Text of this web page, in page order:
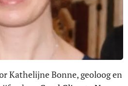
Kathelijne Bonne, geoloog en